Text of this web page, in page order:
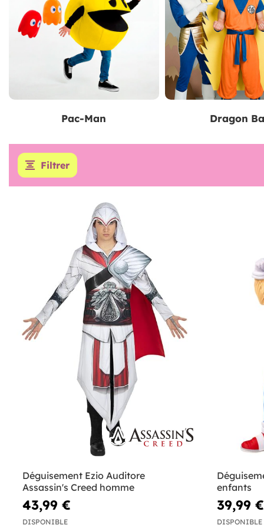
Pac-Man Dragon
Filtrer
Déguisement Ezio Auditore
Assassin's Creed homme
43,99 €
DISPONIBLE
enfants
39,99 €
DISPONIBLE